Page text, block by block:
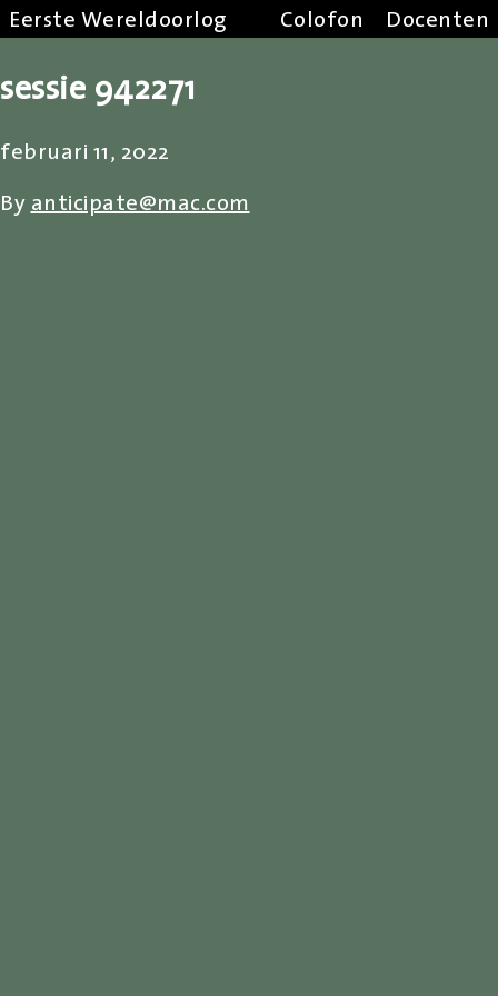
Eerste Wereldoorlog Colofon Docenten
sessie 942271
februari 11, 2022
Byanticipate@mac.com